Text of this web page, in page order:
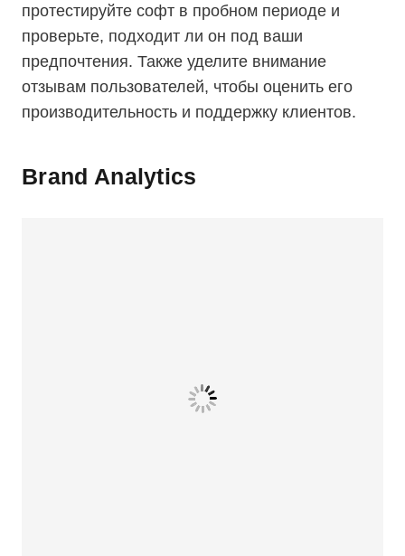
протестируйте софт в пробном периоде и
проверьте, подходит ли он под ваши
предпочтения. Также уделите внимание
отзывам пользователей, чтобы оценить его
производительность и поддержку клиентов.
Brand Analytics